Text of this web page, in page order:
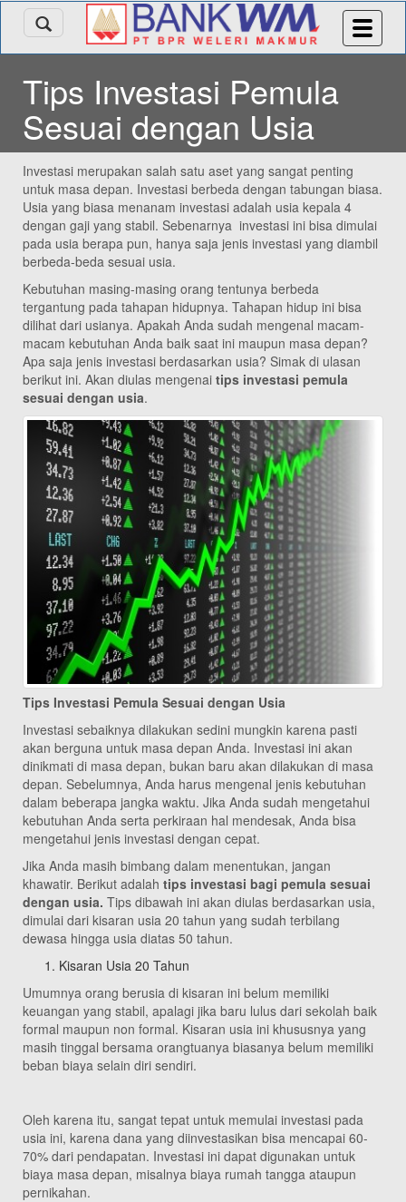
Tips Investasi Pemula
Sesuai dengan Usia
Investasi merupakan salah satu aset yang sangat penting
untuk masa depan. Investasi berbeda dengan tabungan biasa.
Usia yang biasa menanam investasi adalah usia kepala 4
dengan gaji yang stabil. Sebenarnya investasi ini bisa dimulai
pada usia berapa pun, hanya saja jenis investasi yang diambil
berbeda-beda sesuai usia.
Kebutuhan masing-masing orang tentunya berbeda
tergantung pada tahapan hidupnya. Tahapan hidup ini bisa
dilihat dari usianya. Apakah Anda sudah mengenal macam-
macam kebutuhan Anda baik saat ini maupun masa depan?
Apa saja jenis investasi berdasarkan usia? Simak di ulasan
berikut ini. Akan diulas mengenai tips investasi pemula
sesuai dengan usia.
Tips Investasi Pemula Sesuai dengan Usia
Investasi sebaiknya dilakukan sedini mungkin karena pasti
akan berguna untuk masa depan Anda. Investasi ini akan
dinikmati di masa depan, bukan baru akan dilakukan di masa
depan. Sebelumnya, Anda harus mengenal jenis kebutuhan
dalam beberapa jangka waktu. Jika Anda sudah mengetahui
kebutuhan Anda serta perkiraan hal mendesak, Anda bisa
mengetahui jenis investasi dengan cepat.
Jika Anda masih bimbang dalam menentukan, jangan
khawatir. Berikut adalah tips investasi bagi pemula sesuai
dengan usia. Tips dibawah ini akan diulas berdasarkan usia,
dimulai dari kisaran usia 20 tahun yang sudah terbilang
dewasa hingga usia diatas 50 tahun.
Kisaran Usia 20 Tahun
Umumnya orang berusia di kisaran ini belum memiliki
keuangan yang stabil, apalagi jika baru lulus dari sekolah baik
formal maupun non formal. Kisaran usia ini khususnya yang
masih tinggal bersama orangtuanya biasanya belum memiliki
beban biaya selain diri sendiri.
Oleh karena itu, sangat tepat untuk memulai investasi pada
usia ini, karena dana yang diinvestasikan bisa mencapai 60-
70% dari pendapatan. Investasi ini dapat digunakan untuk
biaya masa depan, misalnya biaya rumah tangga ataupun
pernikahan.